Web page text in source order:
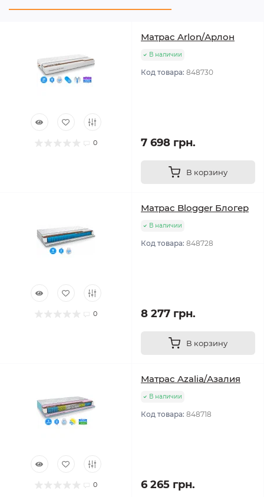
0
Матрас Arlon/Арлон
В наличии
Код товара: 848730
7 698 грн.
В корзину
0
Матрас Blogger Блогер
В наличии
Код товара: 848728
8 277 грн.
В корзину
0
Матрас Azalia/Азалия
В наличии
Код товара: 848718
6 265 грн.